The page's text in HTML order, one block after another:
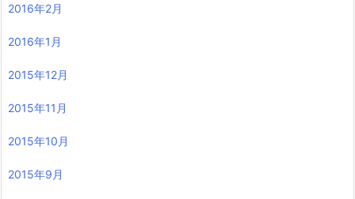
2016年2月
2016年1月
2015年12月
2015年11月
2015年10月
2015年9月